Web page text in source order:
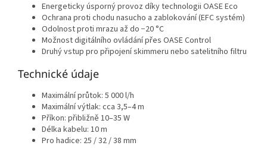
Energeticky úsporný provoz díky technologii OASE Eco
Ochrana proti chodu nasucho a zablokování (EFC systém)
Odolnost proti mrazu až do −20 °C
Možnost digitálního ovládání přes OASE Control
Druhý vstup pro připojení skimmeru nebo satelitního filtru
Technické údaje
Maximální průtok: 5 000 l/h
Maximální výtlak: cca 3,5–4 m
Příkon: přibližně 10–35 W
Délka kabelu: 10 m
Pro hadice: 25 / 32 / 38 mm